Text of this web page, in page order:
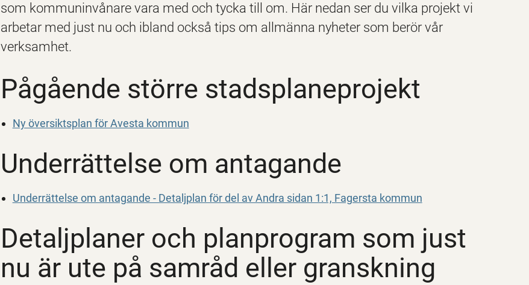
som kommuninvånare vara med och tycka till om. Här nedan ser du vilka projekt vi
arbetar med just nu och ibland också tips om allmänna nyheter som berör vår
verksamhet.
Pågående större stadsplaneprojekt
Ny översiktsplan för Avesta kommun
Underrättelse om antagande
Underrättelse om antagande - Detaljplan för del av Andra sidan 1:1, Fagersta kommun
Detaljplaner och planprogram som just
nu är ute på samråd eller granskning